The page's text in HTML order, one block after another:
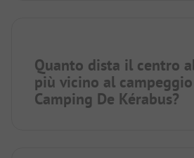
Quanto dista il centro
più vicino al campeggio
Camping De Kérabus?